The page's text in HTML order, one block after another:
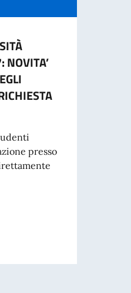
presso
ITALIANE A.A. 2026/2027: